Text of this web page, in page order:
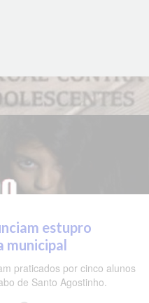
estupro
municipal
praticados por cinco alunos
de Santo Agostinho.